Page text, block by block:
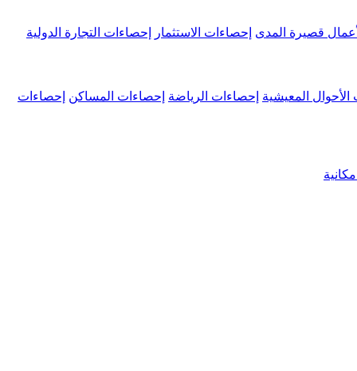
قصيرة المدى إحصاءات الاستثمار إحصاءات التجارة الدولية
الأحوال المعيشية إحصاءات الرياضة إحصاءات المساكن إحصاءات